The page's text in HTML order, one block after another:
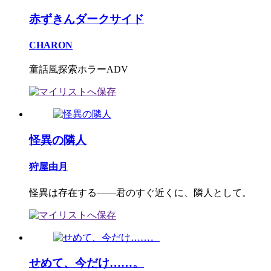
赤ずきんダークサイド
CHARON
童話風探索ホラーADV
怪異の隣人
狩屋由月
怪異は存在する――君のすぐ近くに、隣人として。
せめて、今だけ……。